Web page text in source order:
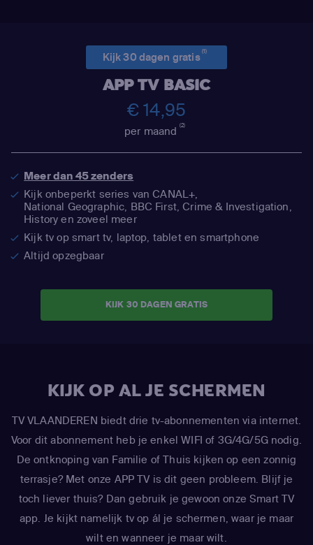
Kijk 30 dagen gratis(1)
APP TV BASIC
€ 14,95
per maand(2)
Meer dan 45 zenders
Kijk onbeperkt series van CANAL+,
National Geographic, BBC First, Crime & Investigation,
History en zoveel meer
Kijk tv op smart tv, laptop, tablet en smartphone
Altijd opzegbaar
KIJK 30 DAGEN GRATIS
KIJK OP AL JE SCHERMEN
TV VLAANDEREN biedt drie tv-abonnementen via internet.
Voor dit abonnement heb je enkel WIFI of 3G/4G/5G nodig.
De ontknoping van Familie of Thuis kijken op een zonnig
terrasje? Met onze APP TV is dit geen probleem. Blijf je
toch liever thuis? Dan gebruik je gewoon onze Smart TV
app. Je kijkt namelijk tv op ál je schermen, waar je maar
wilt en wanneer je maar wilt.